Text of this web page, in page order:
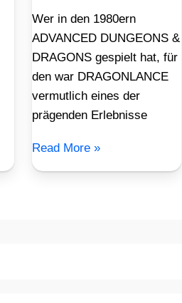
Wer in den 1980ern
ADVANCED DUNGEONS &
DRAGONS gespielt hat, für
den war DRAGONLANCE
vermutlich eines der
prägenden Erlebnisse
Read More »